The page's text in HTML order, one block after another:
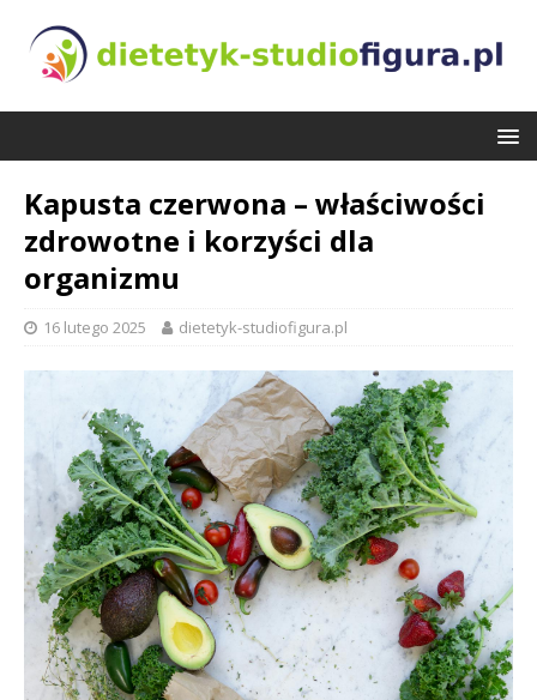
Kapusta czerwona – właściwości
zdrowotne i korzyści dla
organizmu
16 lutego 2025 dietetyk-studiofigura.pl